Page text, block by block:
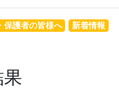
新着情報
保護者の皆様へ